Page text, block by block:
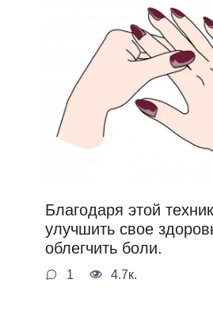
Благодаря этой
улучшить свое
облегчить боли.
1 4.7к.